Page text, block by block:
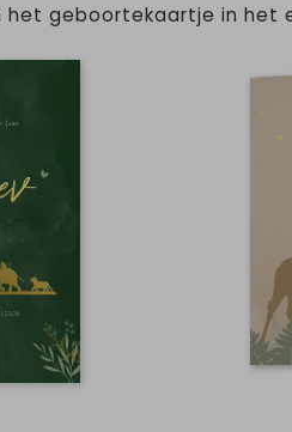
het geboortekaartje in het